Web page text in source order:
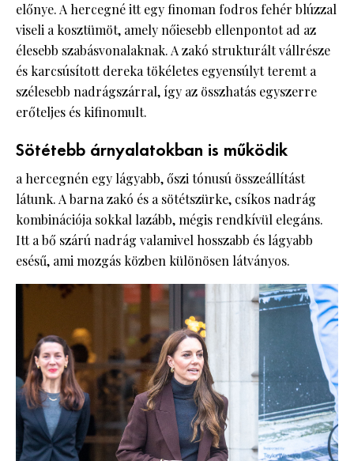
előnye. A hercegné itt egy finoman fodros fehér blúzzal
viseli a kosztümöt, amely nőiesebb ellenpontot ad az
élesebb szabásvonalaknak. A zakó strukturált vállrésze
és karcsúsított dereka tökéletes egyensúlyt teremt a
szélesebb nadrágszárral, így az összhatás egyszerre
erőteljes és kifinomult.
Sötétebb árnyalatokban is működik
a hercegnén egy lágyabb, őszi tónusú összeállítást
látunk. A barna zakó és a sötétszürke, csíkos nadrág
kombinációja sokkal lazább, mégis rendkívül elegáns.
Itt a bő szárú nadrág valamivel hosszabb és lágyabb
esésű, ami mozgás közben különösen látványos.